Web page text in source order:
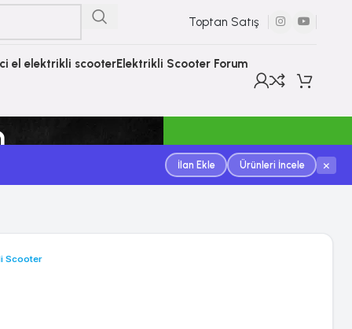
Toptan Satış
el elektrikli scooterElektrikli Scooter Forum
İlan Ekle Ürünleri İncele ×
Scooter